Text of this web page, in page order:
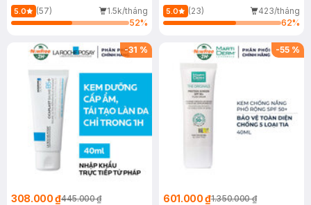
Dầu 500ml
5.0 (57)
1.5k/tháng
52%
(Mới)
5.0 (23)
423/tháng
62%
-31 %
308.000 ₫445.000 ₫
-55 %
601.000 ₫1.350.000 ₫